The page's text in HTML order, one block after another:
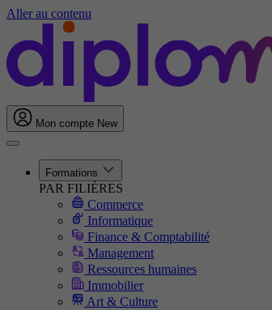
Aller au contenu
Mon compte New
Formations
PAR FILIÈRES
Commerce
Informatique
Finance & Comptabilité
Management
Ressources humaines
Immobilier
Art & Culture